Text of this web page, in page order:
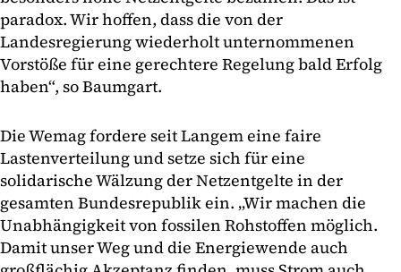
paradox. Wir hoffen, dass die von der
Landesregierung wiederholt unternommenen
Vorstöße für eine gerechtere Regelung bald Erfolg
haben“, so Baumgart.
Die Wemag fordere seit Langem eine faire
Lastenverteilung und setze sich für eine
solidarische Wälzung der Netzentgelte in der
gesamten Bundesrepublik ein. „Wir machen die
Unabhängigkeit von fossilen Rohstoffen möglich.
Damit unser Weg und die Energiewende auch